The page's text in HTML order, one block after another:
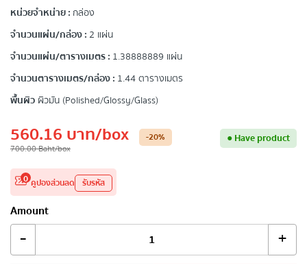
หน่วยจำหน่าย : กล่อง
จำนวนแผ่น/กล่อง : 2 แผ่น
จำนวนแผ่น/ตารางเมตร : 1.38888889 แผ่น
จำนวนตารางเมตร/กล่อง : 1.44 ตารางเมตร
พื้นผิว ผิวมัน (Polished/Glossy/Glass)
560.16 บาท/box
700.00Baht/box
-20% ●Have product
0 คูปองส่วนลด รับรหัส
Amount
- +